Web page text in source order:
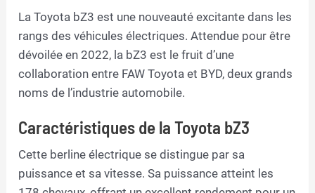
La Toyota bZ3 est une nouveauté excitante dans les
rangs des véhicules électriques. Attendue pour être
dévoilée en 2022, la bZ3 est le fruit d’une
collaboration entre FAW Toyota et BYD, deux grands
noms de l’industrie automobile.
Caractéristiques de la Toyota bZ3
Cette berline électrique se distingue par sa
puissance et sa vitesse. Sa puissance atteint les